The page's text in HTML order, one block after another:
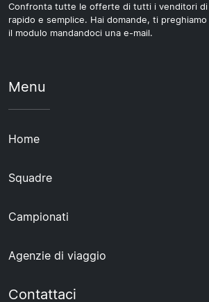
Confronta tutte le offerte di tutti i venditori di
rapido e semplice. Hai domande, ti
il modulo mandandoci una e-mail.
Menu
Home
Squadre
Campionati
Agenzie di viaggio
Contattaci